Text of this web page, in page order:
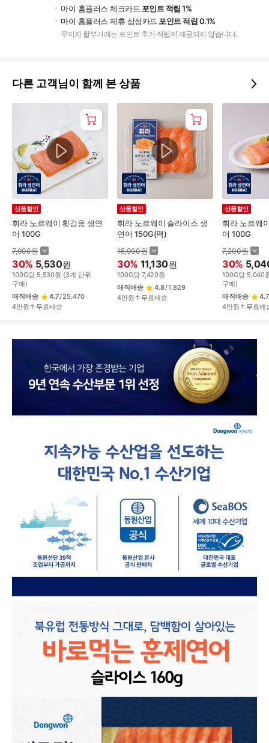
마이 홈플러스 체크카드 포인트 적립 1%
마이 홈플러스 제휴 삼성카드 포인트 적립 0.1%
무이자 할부거래는 포인트 추가 적립이 제공되지 않습니다.
다른 고객님이 함께 본 상품
휘라 노르웨이 횟감용 생연
어 100G
상품할인
7,900원
30% 5,530원
100G당 5,530원 (3개 단위
구매)
매직배송
4.7/25,470
4만원↑무료배송
휘라 노르웨이 슬라이스 생
연어 150G(팩)
상품할인
15,900원
30% 11,130원
100G당 7,420원
매직배송
4.8/1,829
4만원↑무료배송
휘라 노르웨
어 100G
상품할인
7,200원
30%
100G당 5,040
구매)
매직배송
4.7
4만원↑무료배